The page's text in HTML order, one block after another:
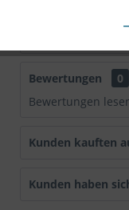
Bewertungen
0
Bewertungen
Kunden kauften
Kunden haben